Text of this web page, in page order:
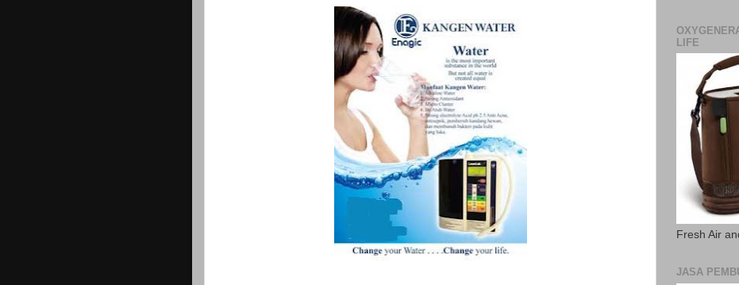
LIFE
Fresh Air
JASA